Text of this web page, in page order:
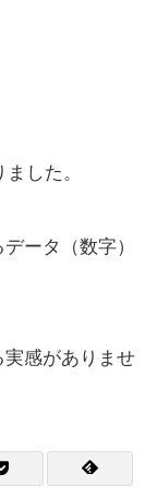
した。
ータ（数字）
感がありませ